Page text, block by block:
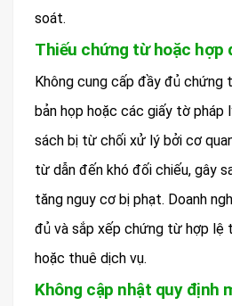
soát.
Thiếu chứng từ hoặc hợp
Không cung cấp đầy đủ chứng
bản họp hoặc các giấy tờ pháp
sách bị từ chối xử lý bởi cơ
từ dẫn đến khó đối chiếu, gây
tăng nguy cơ bị phạt. Doanh
đủ và sắp xếp chứng từ hợp lệ
hoặc thuê dịch vụ.
Không cập nhật quy định